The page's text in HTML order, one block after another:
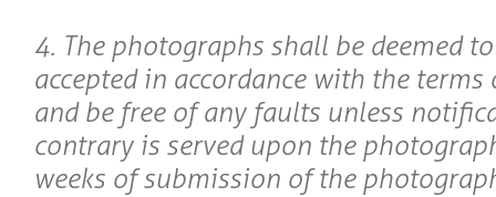
4. The photographs shall be deemed
accepted in accordance with the
and be free of any faults unless
contrary is served upon the
weeks of submission of the